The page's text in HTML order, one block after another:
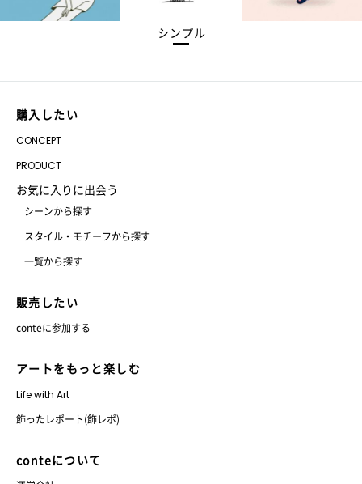
シンプル
購入したい
CONCEPT
PRODUCT
お気に入りに出会う
シーンから探す
スタイル・モチーフから探す
一覧から探す
販売したい
conteに参加する
アートをもっと楽しむ
Life with Art
飾ったレポート(飾レポ)
conteについて